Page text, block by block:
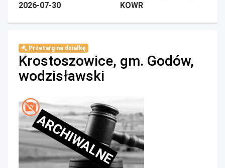
2026-07-30
KOWR
Przetarg na działkę
Krostoszowice, gm. Godów,
wodzisławski
ARCHIWALNE